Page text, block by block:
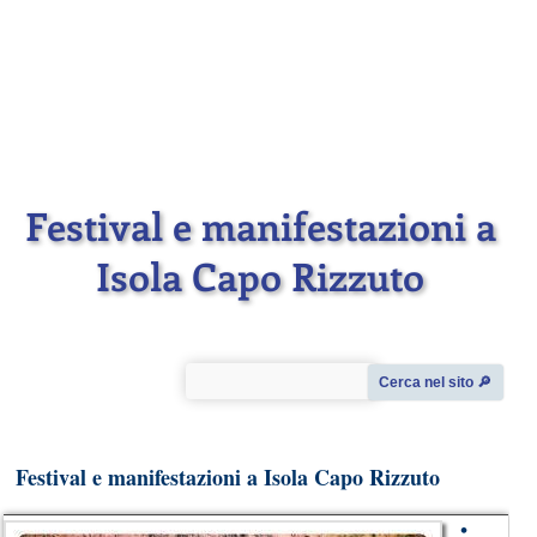
Festival e manifestazioni a
Isola Capo Rizzuto
Cerca nel sito 🔎︎
Festival e manifestazioni a Isola Capo Rizzuto
•